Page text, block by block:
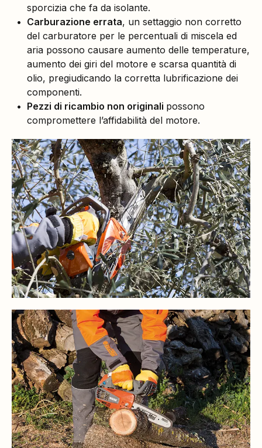
sporcizia che fa da isolante.
Carburazione errata, un settaggio non corretto
del carburatore per le percentuali di miscela ed
aria possono causare aumento delle temperature,
aumento dei giri del motore e scarsa quantità di
olio, pregiudicando la corretta lubrificazione dei
componenti.
Pezzi di ricambio non originali possono
compromettere l’affidabilità del motore.